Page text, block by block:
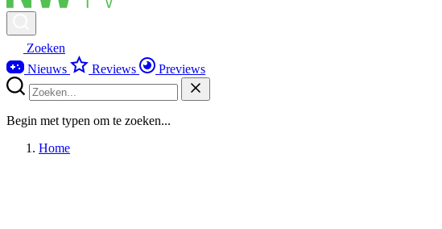
Zoeken
Nieuws
Reviews Previews
Begin met typen om te zoeken...
Home